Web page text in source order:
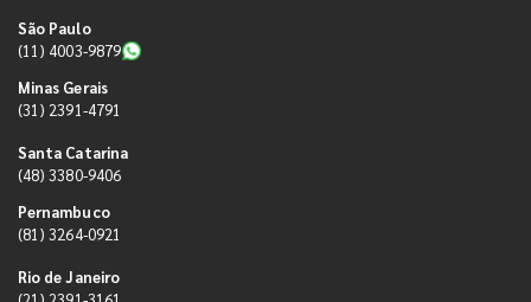
São Paulo
(11) 4003-9879
Minas Gerais
(31) 2391-4791
Santa Catarina
(48) 3380-9406
Pernambuco
(81) 3264-0921
Rio de Janeiro